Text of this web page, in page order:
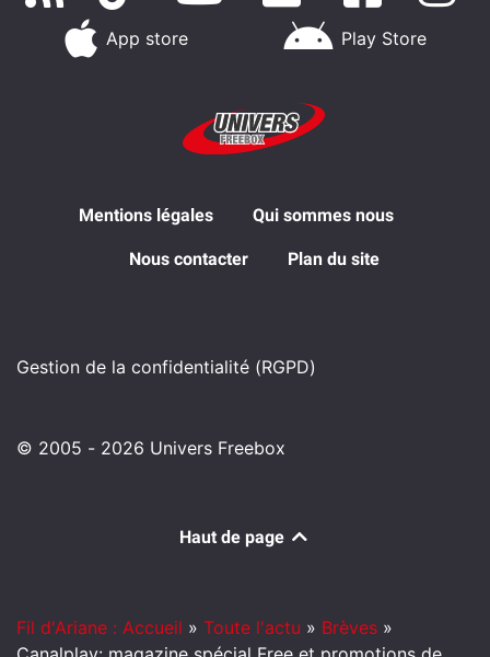
App store Play Store
Mentions légales Qui sommes nous
Nous contacter Plan du site
Gestion de la confidentialité (RGPD)
© 2005 - 2026 Univers Freebox
Haut de page
Fil d'Ariane : Accueil » Toute l'actu » Brèves »